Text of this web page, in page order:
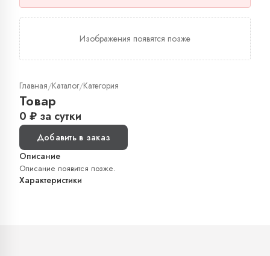
Изображения появятся позже
Главная/Каталог/Категория
Товар
0 ₽ за сутки
Добавить в заказ
Описание
Описание появится позже.
Характеристики